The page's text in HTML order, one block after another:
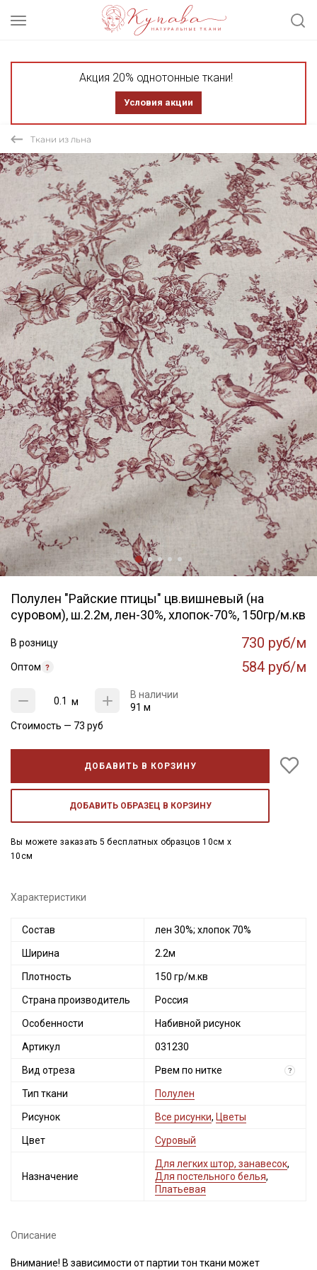
Акция 20% однотонные ткани!
Условия акции
Ткани из льна
Полулен "Райские птицы" цв.вишневый (на
суровом), ш.2.2м, лен-30%, хлопок-70%, 150гр/м.кв
В розницу 730 руб/м
Оптом 584 руб/м
м
В наличии
91 м
Стоимость — 73 руб
ДОБАВИТЬ В КОРЗИНУ
ДОБАВИТЬ ОБРАЗЕЦ В КОРЗИНУ
Вы можете заказать 5 бесплатных образцов 10см x
10см
Характеристики
Состав лен 30%; хлопок 70%
Ширина 2.2м
Плотность 150 гр/м.кв
Страна производитель Россия
Особенности Набивной рисунок
Артикул 031230
Вид отреза Рвем по нитке ?
Тип ткани Полулен
Рисунок Все рисунки, Цветы
Цвет Суровый
Назначение
Для легких штор, занавесок,
Для постельного белья,
Платьевая
Описание
Внимание! В зависимости от партии тон ткани может